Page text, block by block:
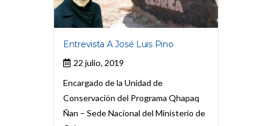
Entrevista A José Luis Pino
22 julio, 2019
Encargado de la Unidad de
Conservación del Programa Qhapaq
Ñan – Sede Nacional del Ministerio de